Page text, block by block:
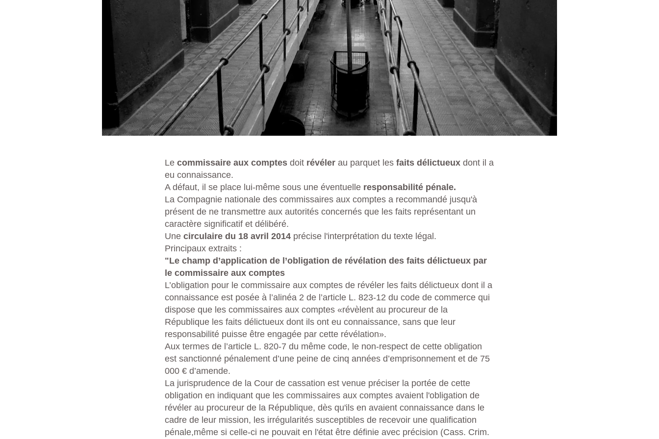
Le commissaire aux comptes doit révéler au parquet les faits délictueux dont il a
eu connaissance.
A défaut, il se place lui-même sous une éventuelle responsabilité pénale.
La Compagnie nationale des commissaires aux comptes a recommandé jusqu'à
présent de ne transmettre aux autorités concernés que les faits représentant un
caractère significatif et délibéré.
Une circulaire du 18 avril 2014 précise l'interprétation du texte légal.
Principaux extraits :
"Le champ d’application de l’obligation de révélation des faits délictueux par
le commissaire aux comptes
L’obligation pour le commissaire aux comptes de révéler les faits délictueux dont il a
connaissance est posée à l’alinéa 2 de l’article L. 823-12 du code de commerce qui
dispose que les commissaires aux comptes «révèlent au procureur de la
République les faits délictueux dont ils ont eu connaissance, sans que leur
responsabilité puisse être engagée par cette révélation».
Aux termes de l’article L. 820-7 du même code, le non-respect de cette obligation
est sanctionné pénalement d’une peine de cinq années d’emprisonnement et de 75
000 € d’amende.
La jurisprudence de la Cour de cassation est venue préciser la portée de cette
obligation en indiquant que les commissaires aux comptes avaient l'obligation de
révéler au procureur de la République, dès qu'ils en avaient connaissance dans le
cadre de leur mission, les irrégularités susceptibles de recevoir une qualification
pénale,même si celle-ci ne pouvait en l'état être définie avec précision (Cass. Crim.